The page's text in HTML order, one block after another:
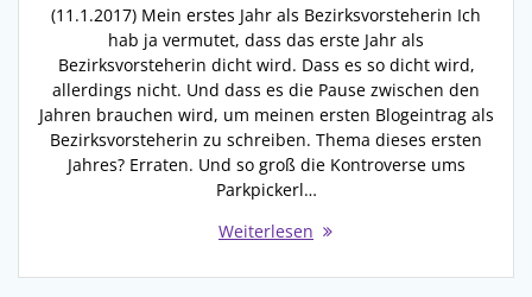
(11.1.2017) Mein erstes Jahr als Bezirksvorsteherin Ich
hab ja vermutet, dass das erste Jahr als
Bezirksvorsteherin dicht wird. Dass es so dicht wird,
allerdings nicht. Und dass es die Pause zwischen den
Jahren brauchen wird, um meinen ersten Blogeintrag als
Bezirksvorsteherin zu schreiben. Thema dieses ersten
Jahres? Erraten. Und so groß die Kontroverse ums
Parkpickerl…
Weiterlesen